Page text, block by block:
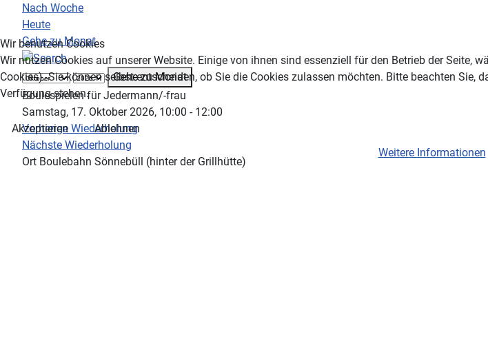
Nach Woche
Heute
Gehe zu Monat
Gehe zu Monat
Boulespielen für Jedermann/-frau
Samstag, 17. Oktober 2026, 10:00 - 12:00
Vorherige Wiederholung
Nächste Wiederholung
Ort Boulebahn Sönnebüll (hinter der Grillhütte)
Wir benutzen Cookies
Wir nutzen Cookies auf unserer Website. Einige von ihnen sind essenziell für den Betrieb der Seite,
Cookies). Sie können selbst entscheiden, ob Sie die Cookies zulassen möchten. Bitte beachten
Verfügung stehen.
Akzeptieren
Ablehnen
Weitere Informationen